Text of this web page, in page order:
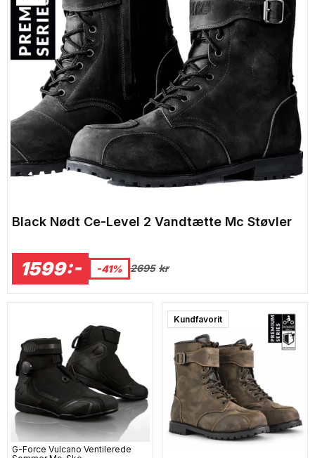
Black Nødt Ce-Level 2 Vandtætte Mc Støvler
1599:- -41% 2695 kr
G-Force Vulcano Ventilerede
Surprise
Kundfavorit